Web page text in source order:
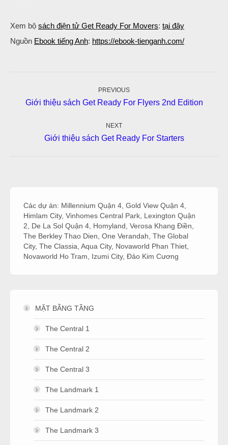
Xem bộ sách điện tử Get Ready For Movers: tại đây
Nguồn Ebook tiếng Anh: https://ebook-tienganh.com/
PREVIOUS
Previous
Giới thiệu sách Get Ready For Flyers 2nd Edition
NEXT
Next
Giới thiệu sách Get Ready For Starters
Các dự án: Millennium Quận 4 Gold View Quận 4
Himlam City, Vinhomes Central Park Lexington Quận
2
De La Sol Quận 4 Homyland Verosa Khang Điền
The Berkley Thao Dien One Verandah The Global
City, The Classia Aqua City, Novaworld Phan Thiet
Novaworld Ho Tram
Izumi City, Đảo Kim Cương
MẶT BẰNG TẦNG
The Central 1
The Central 2
The Central 3
The Landmark 1
The Landmark 2
The Landmark 3